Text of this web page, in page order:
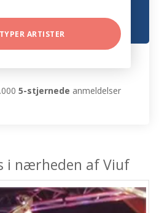
ARTISTER
5-stjernede anmeldelser
i nærheden af Viuf